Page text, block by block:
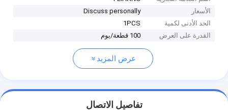
الأسعار
Discuss personally
الحد الأدنى لكمية
1PCS
القدرة على العرض
100 قطعة/يوم
عرض المزيد
تفاصيل الاتصال